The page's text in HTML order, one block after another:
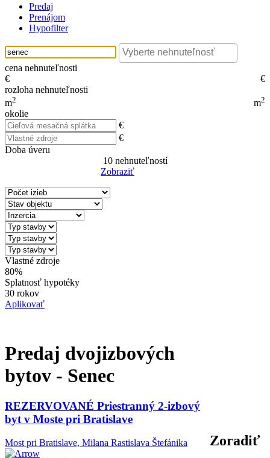
Predaj
Prenájom
Hypofilter
cena nehnuteľnosti
€
€
rozloha nehnuteľnosti
m2 m2
okolie
€
€
Doba úveru
10nehnuteľností
Zobraziť
Vlastné zdroje
80%
Splatnosť hypotéky
30 rokov
Aplikovať
Predaj dvojizbových
bytov - Senec
Zoradiť
REZERVOVANÉ Priestranný 2-izbový
byt v Moste pri Bratislave
Most pri Bratislave, Milana Rastislava Štefánika